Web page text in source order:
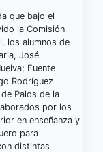
que bajo el
la Comisión
los alumnos de
José
Fuente
Rodríguez
Palos de la
por los
en enseñanza y
para
distintas